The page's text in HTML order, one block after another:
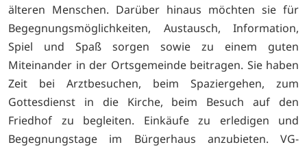
älteren Menschen. Darüber hinaus möchten sie für
Begegnungsmöglichkeiten, Austausch, Information,
Spiel und Spaß sorgen sowie zu einem guten
Miteinander in der Ortsgemeinde beitragen. Sie haben
Zeit bei Arztbesuchen, beim Spaziergehen, zum
Gottesdienst in die Kirche, beim Besuch auf den
Friedhof zu begleiten. Einkäufe zu erledigen und
Begegnungstage im Bürgerhaus anzubieten. VG-